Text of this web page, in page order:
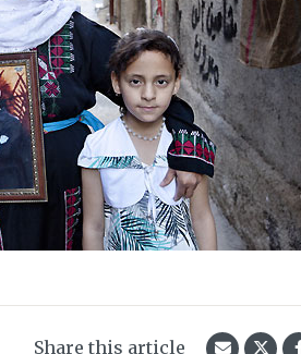
Share this article